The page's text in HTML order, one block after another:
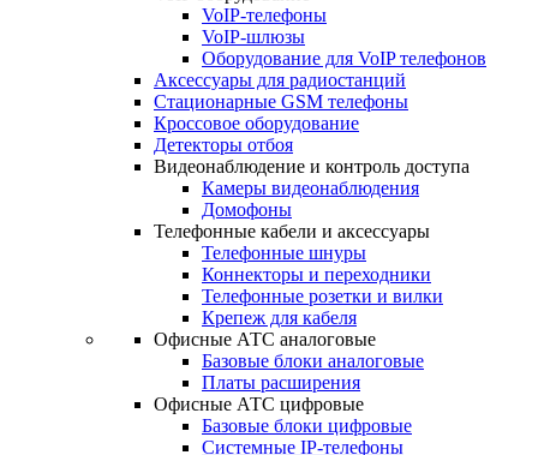
VoIP-телефоны
VoIP-шлюзы
Оборудование для VoIP телефонов
Аксессуары для радиостанций
Стационарные GSM телефоны
Кроссовое оборудование
Детекторы отбоя
Видеонаблюдение и контроль доступа
Камеры видеонаблюдения
Домофоны
Телефонные кабели и аксессуары
Телефонные шнуры
Коннекторы и переходники
Телефонные розетки и вилки
Крепеж для кабеля
Офисные АТС аналоговые
Базовые блоки аналоговые
Платы расширения
Офисные АТС цифровые
Базовые блоки цифровые
Системные IP-телефоны